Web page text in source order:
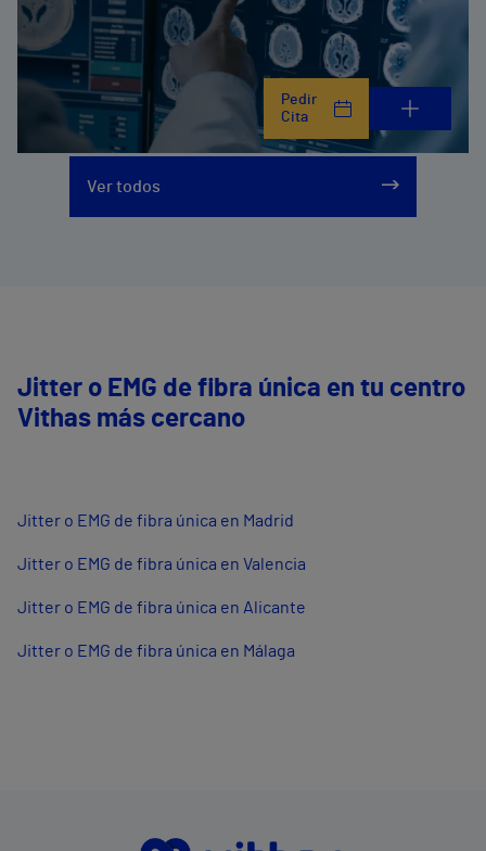
Pedir
Cita
Ver todos
Jitter o EMG de fibra única en tu centro
Vithas más cercano
Jitter o EMG de fibra única en Madrid
Jitter o EMG de fibra única en Valencia
Jitter o EMG de fibra única en Alicante
Jitter o EMG de fibra única en Málaga